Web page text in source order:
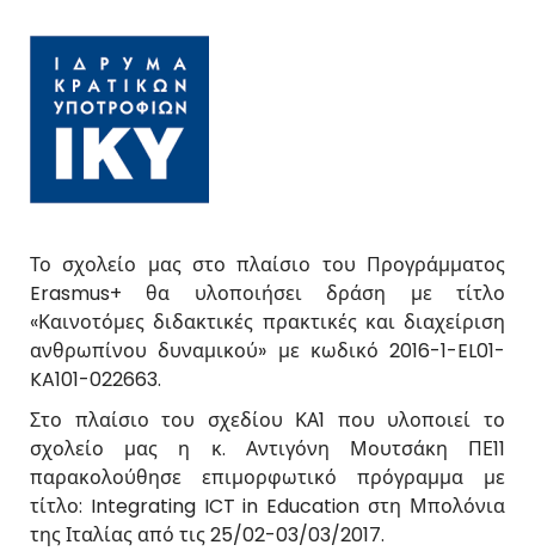
Το σχολείο μας στο πλαίσιο του Προγράμματος
Erasmus+ θα υλοποιήσει δράση με τίτλο
«Καινοτόμες διδακτικές πρακτικές και διαχείριση
ανθρωπίνου δυναμικού» με κωδικό 2016-1-EL01-
KA101-022663.
Στο πλαίσιο του σχεδίου ΚΑ1 που υλοποιεί το
σχολείο μας η κ. Αντιγόνη Μουτσάκη ΠΕ11
παρακολούθησε επιμορφωτικό πρόγραμμα με
τίτλο: Integrating ICT in Education στη Μπολόνια
της Ιταλίας από τις 25/02-03/03/2017.